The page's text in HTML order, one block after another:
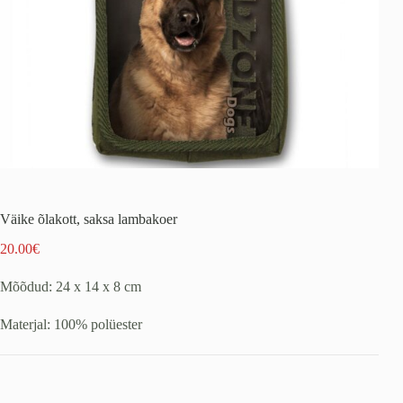
Väike õlakott, saksa lambakoer
20.00€
Mõõdud: 24 x 14 x 8 cm
Materjal: 100% polüester